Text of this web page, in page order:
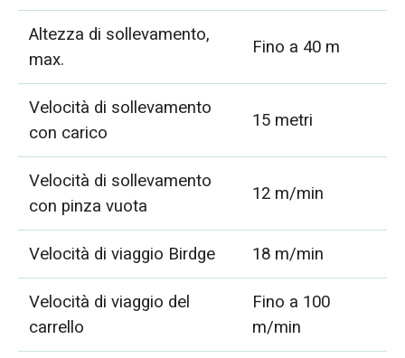
Altezza di sollevamento,
max.
Fino a 40 m
Velocità di sollevamento
con carico
15 metri
Velocità di sollevamento
con pinza vuota
12 m/min
Velocità di viaggio Birdge
18 m/min
Velocità di viaggio del
carrello
Fino a 100
m/min